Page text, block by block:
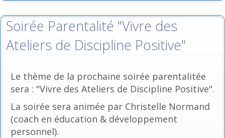
Soirée Parentalité "Vivre des
Ateliers de Discipline Positive"
Le thème de la prochaine soirée parentalitée
sera : "Vivre des Ateliers de Discipline Positive".
La soirée sera animée par Christelle Normand
(coach en éducation & développement
personnel).